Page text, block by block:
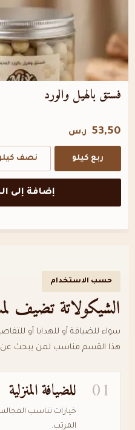
فستق بالهيل والورد
53,50 ر.س
ربع كيلو نصف
إضافة إلى
حسب الاستخدام
الشيكولاتة تضيف
سواء للضيافة أو للهدايا أو
هذا القسم مناسب لمن يبحث عن
01 للضيافة المنزلية
خيارات تناسب المجالس
المرتب.